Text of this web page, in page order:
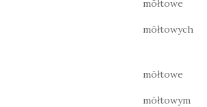
mōłtowe
mōłtowych
mōłtowe
mōłtowym